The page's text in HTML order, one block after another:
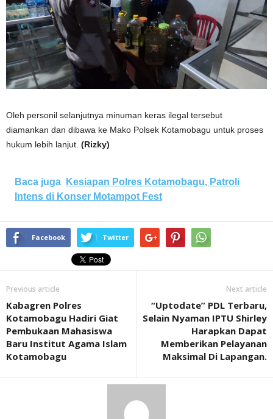
Oleh personil selanjutnya minuman keras ilegal tersebut
diamankan dan dibawa ke Mako Polsek Kotamobagu untuk proses
hukum lebih lanjut. (Rizky)
Baca juga
Kesiapan Polres Kotamobagu, Patroli
Intens di Konser Motampot Fest
Facebook Twitter
Previous article
Kabagren Polres
Kotamobagu Hadiri Giat
Pembukaan Mahasiswa
Baru Institut Agama Islam
Kotamobagu
Next article
“Uptodate” PDL Terbaru,
Selain Nyaman IPTU Shirley
Harapkan Dapat
Memberikan Pelayanan
Maksimal Di Lapangan.